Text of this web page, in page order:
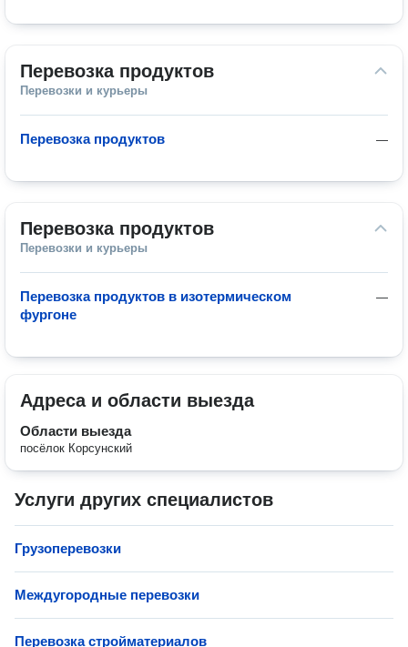
Перевозка продуктов
Перевозки и курьеры
—
Перевозка продуктов
Перевозка продуктов
Перевозки и курьеры
—
Перевозка продуктов в изотермическом
фургоне
Адреса и области выезда
Области выезда
посёлок Корсунский
Услуги других специалистов
Грузоперевозки
Междугородные перевозки
Перевозка стройматериалов